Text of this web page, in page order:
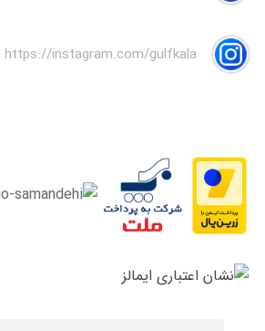
https://instagram.com/gulfkala